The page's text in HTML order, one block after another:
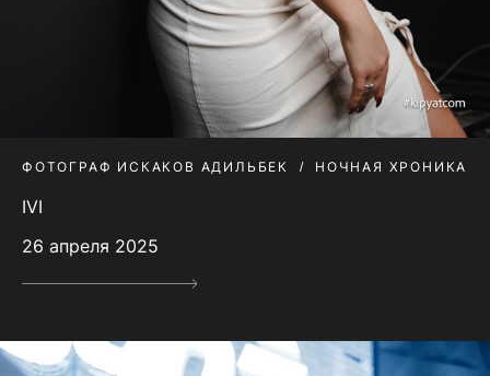
ФОТОГРАФ ИСКАКОВ АДИЛЬБЕК НОЧНАЯ ХРОНИКА
IVI
26 апреля 2025